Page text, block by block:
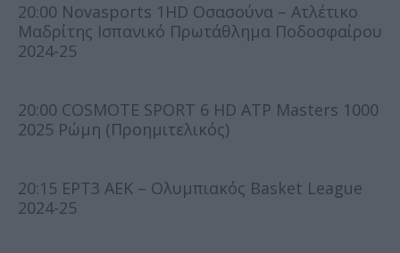
20:00 Novasports 1HD Οσασούνα – Ατλέτικο
Μαδρίτης Ισπανικό Πρωτάθλημα Ποδοσφαίρου
2024-25
20:00 COSMOTE SPORT 6 HD ATP Masters 1000
2025 Ρώμη (Προημιτελικός)
20:15 ΕΡΤ3 ΑΕΚ – Ολυμπιακός Basket League
2024-25